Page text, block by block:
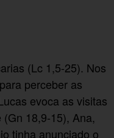
(Lc 1,5-25). Nos
perceber as
evoca as visitas
18,9-15), Ana,
tinha anunciado o